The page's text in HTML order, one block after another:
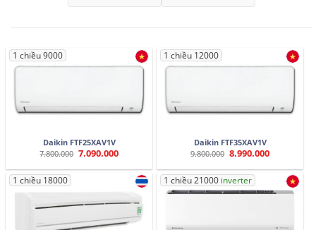
1 chiều 9000
Daikin FTF25XAV1V
7.800.000 Giá
là:
7.090.000Giá
tại
7.090.000.
1 chiều 12000
Daikin FTF35XAV1V
9.800.000 Giá
là:
9.800.000.
8.990.000Giá
tại
8.990.000.
1 chiều 18000 1 chiều 21000 inverter